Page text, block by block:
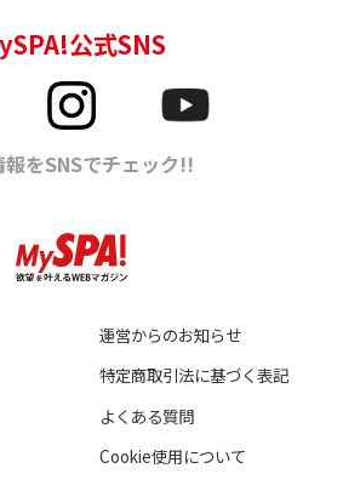
運営からのお知らせ
特定商取引法に基づく表記
よくある質問
Cookie使用について